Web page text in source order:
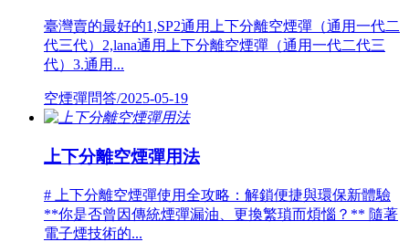
臺灣賣的最好的1,SP2通用上下分離空煙彈（通用一代二
代三代）2,lana通用上下分離空煙彈（通用一代二代三
代）3.通用...
空煙彈問答/2025-05-19
上下分離空煙彈用法
# 上下分離空煙彈使用全攻略：解鎖便捷與環保新體驗
**你是否曾因傳統煙彈漏油、更換繁瑣而煩惱？** 隨著
電子煙技術的...